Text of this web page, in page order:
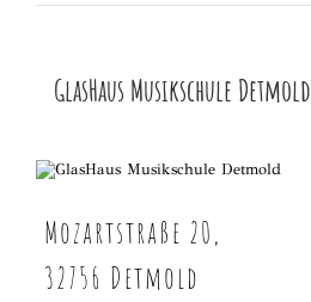
GlasHaus Musikschule Detmold
Mozartstraße 20,
32756 Detmold